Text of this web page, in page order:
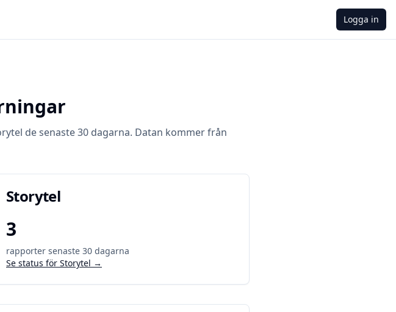
Logga in
de senaste 30 dagarna. Datan kommer från
Storytel
3
rapporter senaste 30 dagarna
Se status för Storytel →